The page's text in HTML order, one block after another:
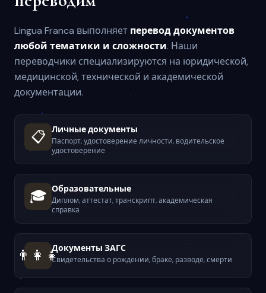
Lingua Franca выполняет перевод документов
любой тематики и сложности. Наши
переводчики специализируются на юридической,
медицинской, технической и академической
документации.
📋 Личные документы
Паспорт, удостоверение личности, водительское
удостоверение
🎓 Образовательные
Диплом, аттестат, транскрипт, академическая
справка
👨‍👩‍👧Документы ЗАГС
Свидетельства о рождении, браке, разводе, смерти